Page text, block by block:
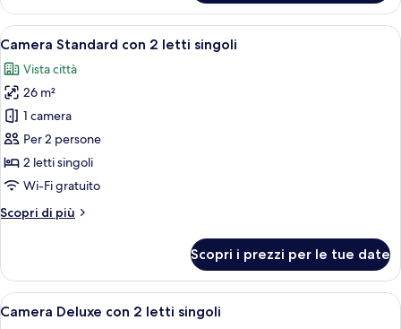
porto
con
letti
vista
porto
Apri
tutte
le
foto
per
Camera
Standard
con
letti
2
Camera Standard con 2 letti singoli
Vista città
26 m²
1 camera
Per 2 persone
2 letti singoli
Wi-Fi gratuito
Scopri di più
Altri
Standard
con
2
Scopri i prezzi per le tue date
Apri
tutte
Combinazione doccia/vasca, set di
2
Camera Deluxe con 2 letti singoli